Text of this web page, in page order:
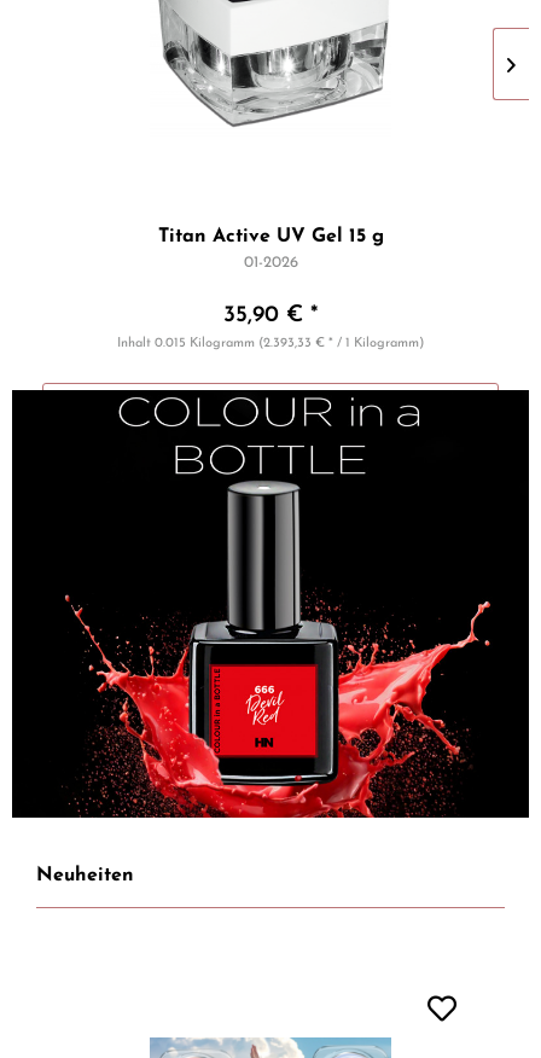
Titan Active UV Gel 15 g
01-2026
35,90 € *
Inhalt 0.015 Kilogramm (2.393,33 € * / 1 Kilogramm)
Details
Neuheiten